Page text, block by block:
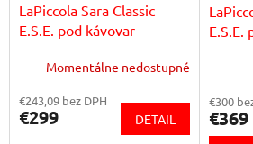
LaPiccola Sara Classic
E.S.E. pod kávovar
Momentálne nedostupné
€243,09 bez DPH
€299 DETAIL
E.S.E.
€300
€369